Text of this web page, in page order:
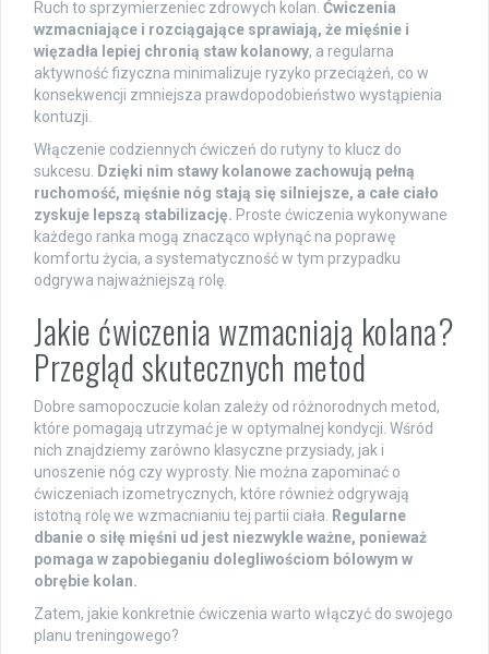
Ruch to sprzymierzeniec zdrowych kolan. Ćwiczenia
wzmacniające i rozciągające sprawiają, że mięśnie i
więzadła lepiej chronią staw kolanowy, a regularna
aktywność fizyczna minimalizuje ryzyko przeciążeń, co w
konsekwencji zmniejsza prawdopodobieństwo wystąpienia
kontuzji.
Włączenie codziennych ćwiczeń do rutyny to klucz do
sukcesu.
Dzięki nim stawy kolanowe zachowują pełną
ruchomość, mięśnie nóg stają się silniejsze, a całe ciało
zyskuje lepszą stabilizację. Proste ćwiczenia wykonywane
każdego ranka mogą znacząco wpłynąć na poprawę
komfortu życia, a systematyczność w tym przypadku
odgrywa najważniejszą rolę.
Jakie ćwiczenia wzmacniają kolana?
Przegląd skutecznych metod
Dobre samopoczucie kolan zależy od różnorodnych metod,
które pomagają utrzymać je w optymalnej kondycji. Wśród
nich znajdziemy zarówno klasyczne przysiady, jak i
unoszenie nóg czy wyprosty. Nie można zapominać o
ćwiczeniach izometrycznych, które również odgrywają
istotną rolę we wzmacnianiu tej partii ciała.
Regularne
dbanie o siłę mięśni ud jest niezwykle ważne, ponieważ
pomaga w zapobieganiu dolegliwościom bólowym w
obrębie kolan.
Zatem, jakie konkretnie ćwiczenia warto włączyć do swojego
planu treningowego?